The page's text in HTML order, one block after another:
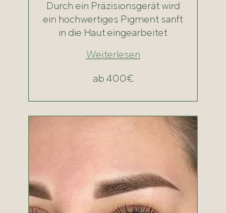
Durch ein Präzisionsgerät wird
ein hochwertiges Pigment sanft
in die Haut eingearbeitet
Weiterlesen
ab 400€